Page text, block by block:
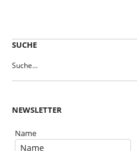
SUCHE
NEWSLETTER
Name